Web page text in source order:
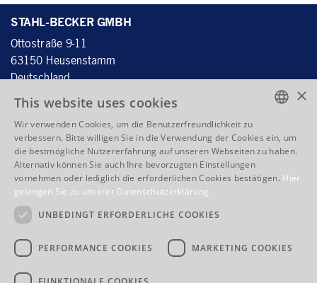
STAHL-BECKER GMBH
Ottostraße 9-11
63150 Heusenstamm
Deutschland
Tel.:+49 6104 4059 - 60
Fax: +49 6104 4059 - 70
info@stahlbecker.de
Produkte
Kernkompetenz
Unternehmen
Adresse / Anfahrt
AGB
Impressum
Datenschutz
ENGLISH
ENGLISH
FRENCH
×
This website uses cookies
Wir verwenden Cookies, um die Benutzerfreundlichkeit zu
verbessern. Bitte willigen Sie in die Verwendung der Cookies ein, um
die bestmögliche Nutzererfahrung auf unseren Webseiten zu haben.
Alternativ können Sie auch Ihre bevorzugten Einstellungen
vornehmen oder lediglich die erforderlichen Cookies bestätigen. Hier
gelangen Sie zu unserer Datenschutzerklärung.
UNBEDINGT ERFORDERLICHE COOKIES
PERFORMANCE COOKIES MARKETING COOKIES